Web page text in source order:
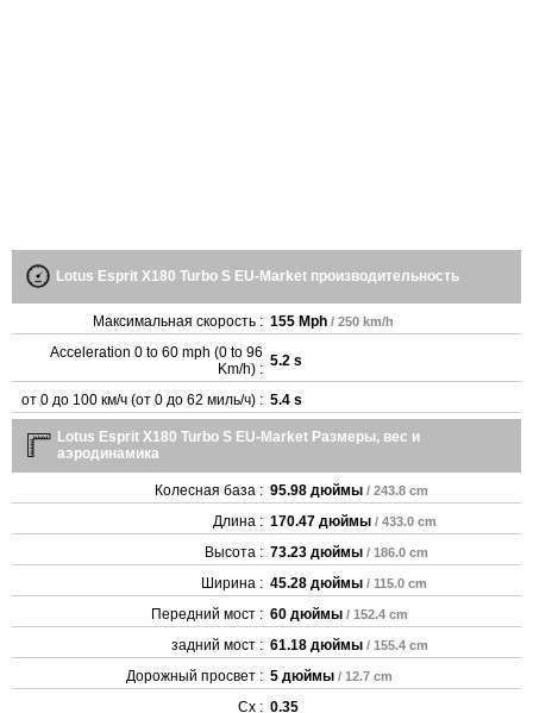
Lotus Esprit X180 Turbo S EU-Market производительность
Максимальная скорость : 155 Mph / 250 km/h
Acceleration 0 to 60 mph (0 to 96
Km/h) : 5.2 s
от 0 до 100 км/ч (от 0 до 62 миль/ч) : 5.4 s
Lotus Esprit X180 Turbo S EU-Market Размеры, вес и
аэродинамика
Колесная база : 95.98 дюймы / 243.8 cm
Длина : 170.47 дюймы / 433.0 cm
Высота : 73.23 дюймы / 186.0 cm
Ширина : 45.28 дюймы / 115.0 cm
Передний мост : 60 дюймы / 152.4 cm
задний мост : 61.18 дюймы / 155.4 cm
Дорожный просвет : 5 дюймы / 12.7 cm
Cx : 0.35